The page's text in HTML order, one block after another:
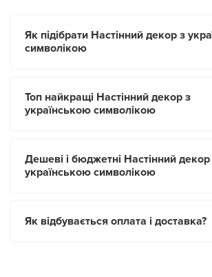
Як підібрати Настінний декор з
символікою
Топ найкращі Настінний декор з
українською символікою
Дешеві і бюджетні Настінний декор
українською символікою
Як відбувається оплата і доставка?